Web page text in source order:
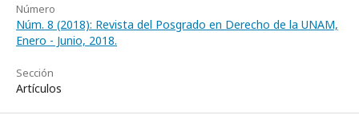
Número
Núm. 8 (2018): Revista del Posgrado en Derecho de la UNAM,
Enero - Junio, 2018.
Sección
Artículos